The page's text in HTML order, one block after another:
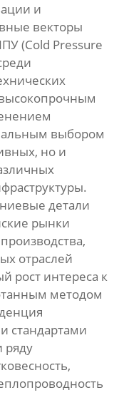
и
векторы
(Cold Pressure
выбором
но и
детали
рынки
отраслей
рост интереса к
методом
стандартами
ряду